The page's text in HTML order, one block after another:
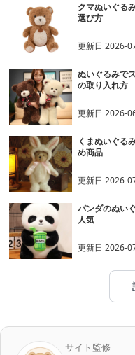
クマぬいぐる
選び方
更新日2026-
ぬいぐるみで
の取り入れ方
更新日2026-
くまぬいぐる
め商品
更新日2026-
パンダのぬい
人気
更新日2026-
サイト監修